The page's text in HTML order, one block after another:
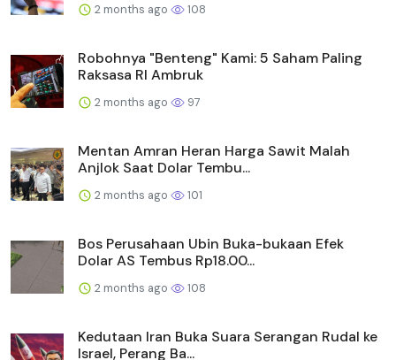
2 months ago 108
Robohnya "Benteng" Kami: 5 Saham Paling
Raksasa RI Ambruk
2 months ago 97
Mentan Amran Heran Harga Sawit Malah
Anjlok Saat Dolar Tembu...
2 months ago 101
Bos Perusahaan Ubin Buka-bukaan Efek
Dolar AS Tembus Rp18.00...
2 months ago 108
Kedutaan Iran Buka Suara Serangan Rudal ke
Israel, Perang Ba...